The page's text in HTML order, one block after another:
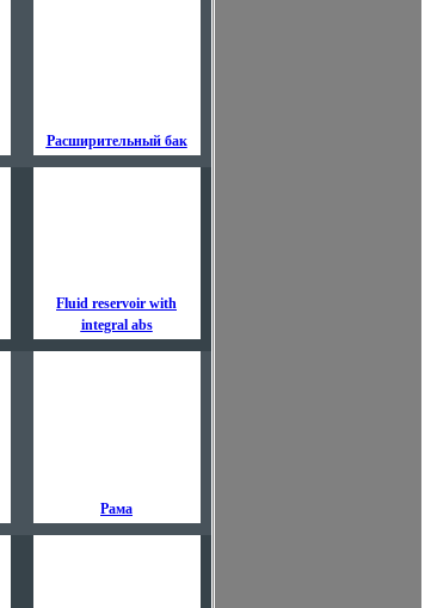
Расширительный бак
Fluid reservoir with
integral abs
Рама